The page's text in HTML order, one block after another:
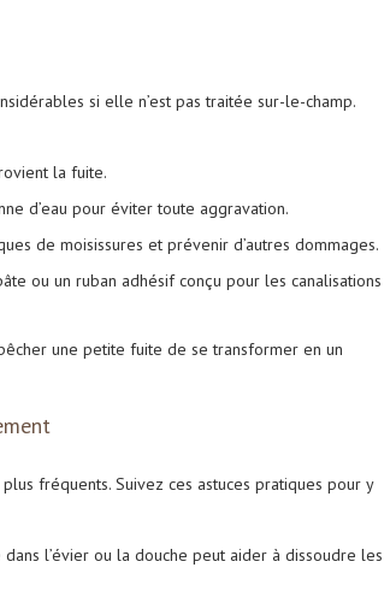
si elle n’est pas traitée sur-le-champ.
la fuite.
d’eau pour éviter toute aggravation.
de moisissures et prévenir d’autres dommages.
ou un ruban adhésif conçu pour les canalisations
une petite fuite de se transformer en un
fréquents. Suivez ces astuces pratiques pour y
l’évier ou la douche peut aider à dissoudre les